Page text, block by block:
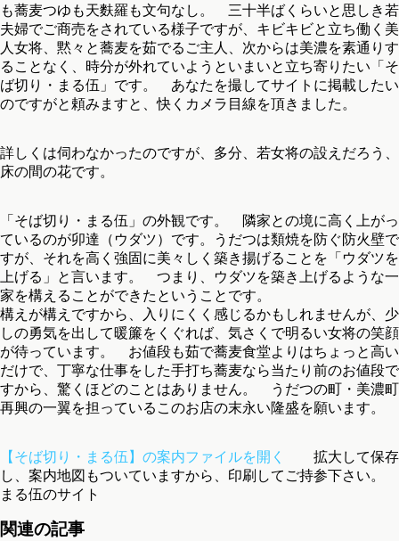
も蕎麦つゆも天麩羅も文句なし。 三十半ばくらいと思しき若
夫婦でご商売をされている様子ですが、キビキビと立ち働く美
人女将、黙々と蕎麦を茹でるご主人、次からは美濃を素通りす
ることなく、時分が外れていようといまいと立ち寄りたい「そ
ば切り・まる伍」です。 あなたを撮してサイトに掲載したい
のですがと頼みますと、快くカメラ目線を頂きました。
詳しくは伺わなかったのですが、多分、若女将の設えだろう、
床の間の花です。
「そば切り・まる伍」の外観です。 隣家との境に高く上がっ
ているのが卯達（ウダツ）です。うだつは類焼を防ぐ防火壁で
すが、それを高く強固に美々しく築き揚げることを「ウダツを
上げる」と言います。 つまり、ウダツを築き上げるような一
家を構えることができたということです。
構えが構えですから、入りにくく感じるかもしれませんが、少
しの勇気を出して暖簾をくぐれば、気さくで明るい女将の笑顔
が待っています。 お値段も茹で蕎麦食堂よりはちょっと高い
だけで、丁寧な仕事をした手打ち蕎麦なら当たり前のお値段で
すから、驚くほどのことはありません。 うだつの町・美濃町
再興の一翼を担っているこのお店の末永い隆盛を願います。
【そば切り・まる伍】の案内ファイルを開く
拡大して保存
し、案内地図もついていますから、印刷してご持参下さい。
まる伍のサイト
関連の記事